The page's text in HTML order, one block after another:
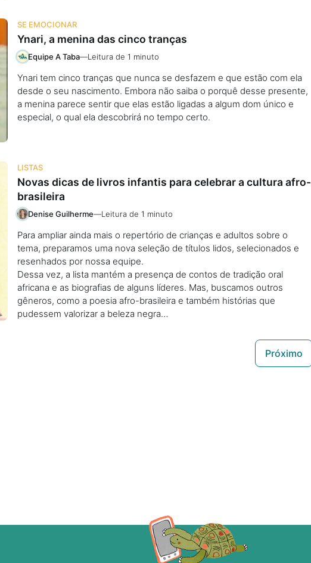
SE EMOCIONAR
Ynari, a menina das cinco tranças
Equipe A Taba—Leitura de 1 minuto
Ynari tem cinco tranças que nunca se desfazem e que estão com ela
desde o seu nascimento. Embora não saiba o porquê desse presente,
a menina parece sentir que elas estão ligadas a algum dom único e
especial, o qual ela descobrirá no tempo certo.
LISTAS
Novas dicas de livros infantis para celebrar a cultura afro-
brasileira
Denise Guilherme—Leitura de 1 minuto
Para ampliar ainda mais o repertório de crianças e adultos sobre o
tema, preparamos uma nova seleção de títulos lidos, selecionados e
resenhados por nossa equipe.
Dessa vez, a lista mantém a presença de contos de tradição oral
africana e as biografias de alguns líderes. Mas, buscamos outros
gêneros, como a poesia afro-brasileira e também histórias que
pudessem valorizar a beleza negra…
Próximo